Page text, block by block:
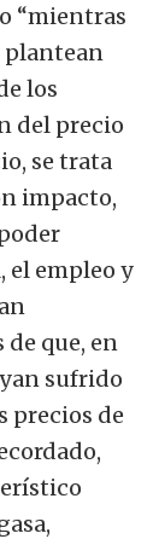
“mientras
plantean
los
del precio
se trata
impacto,
empleo y
que, en
sufrido
precios de